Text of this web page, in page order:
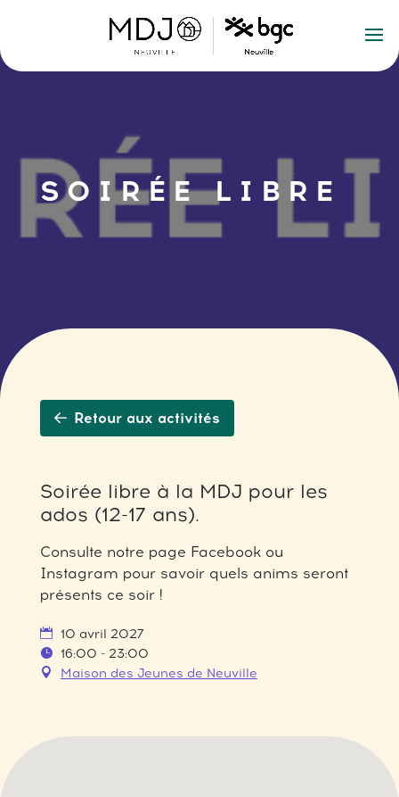
SOIRÉE LIBRE
Retour aux activités
Soirée libre à la MDJ pour les
ados (12-17 ans).
Consulte notre page Facebook ou
Instagram pour savoir quels anims seront
présents ce soir !
10 avril 2027
16:00 - 23:00
Maison des Jeunes de Neuville